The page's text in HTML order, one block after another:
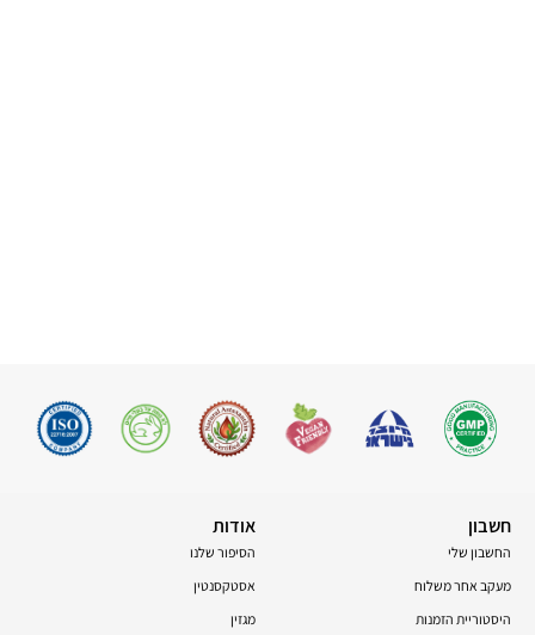
חשבון
החשבון שלי
מעקב אחר משלוח
היסטוריית הזמנות
אודות
הסיפור שלנו
אסטקסנטין
מגזין